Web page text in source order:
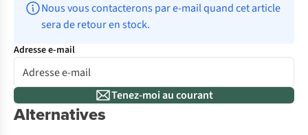
Nous vous contacterons par e-mail quand cet article
sera de retour en stock.
Adresse e-mail
Tenez-moi au courant
Alternatives
Gore-Tex